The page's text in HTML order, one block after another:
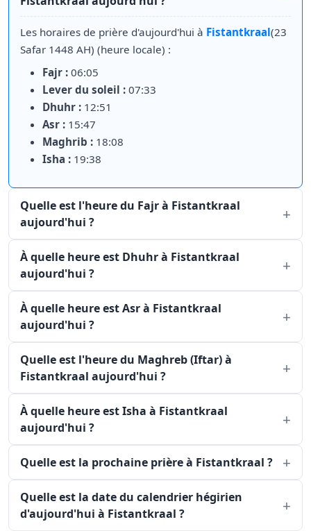
Les horaires de prière d'aujourd'hui à Fistantkraal(23
Safar 1448 AH) (heure locale) :
Fajr : 06:05
Lever du soleil : 07:33
Dhuhr : 12:51
Asr : 15:47
Maghrib : 18:08
Isha : 19:38
Quelle est l'heure du Fajr à Fistantkraal
aujourd'hui ?
À quelle heure est Dhuhr à Fistantkraal
aujourd'hui ?
À quelle heure est Asr à Fistantkraal
aujourd'hui ?
Quelle est l'heure du Maghreb (Iftar) à
Fistantkraal aujourd'hui ?
À quelle heure est Isha à Fistantkraal
aujourd'hui ?
Quelle est la prochaine prière à Fistantkraal ?
Quelle est la date du calendrier hégirien
d'aujourd'hui à Fistantkraal ?